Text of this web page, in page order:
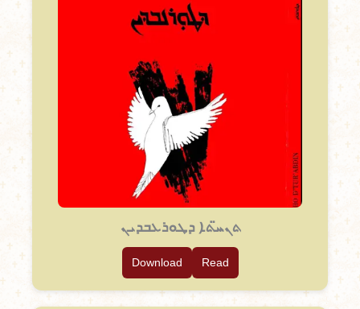
ܬܢܚ̈ܬܐ ܕܛܘܪܥܒܕܝܢ
Read
Download